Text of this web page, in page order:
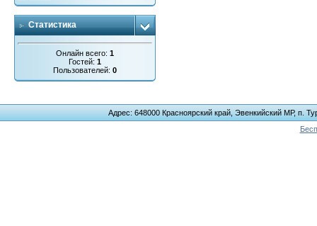
Статистика
Онлайн всего: 1
Гостей: 1
Пользователей: 0
Адрес: 648000 Красноярский край, Эвенкийский МР, п.